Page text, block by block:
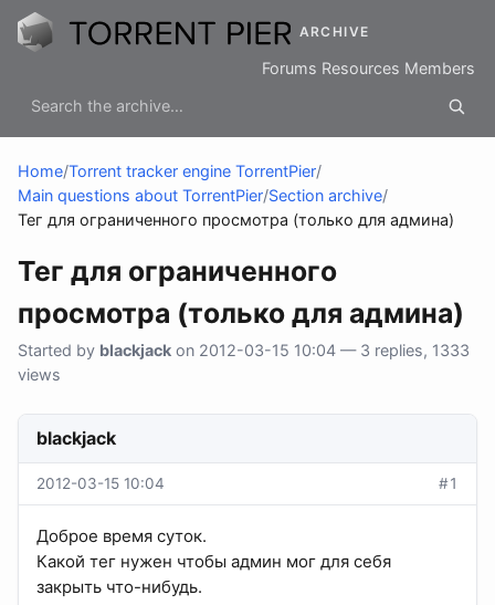
ARCHIVE
Forums Resources Members
Home/Torrent tracker engine TorrentPier/
Main questions about TorrentPier/Section archive/
Тег для ограниченного просмотра (только для админа)
Тег для ограниченного
просмотра (только для админа)
Started by blackjack on 2012-03-15 10:04 — 3 replies, 1333
views
blackjack
2012-03-15 10:04 #1
Доброе время суток.
Какой тег нужен чтобы админ мог для себя
закрыть что-нибудь.